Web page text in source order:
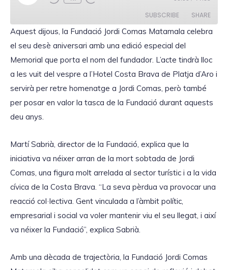
l
E
p
i
s
o
d
e
SUBSCRIBE SHARE
SHARE
EMBED
Aquest dijous, la Fundació Jordi Comas Matamala celebra
el seu desè aniversari amb una edició especial del
Memorial que porta el nom del fundador. L’acte tindrà lloc
a les vuit del vespre a l’Hotel Costa Brava de Platja d’Aro i
servirà per retre homenatge a Jordi Comas, però també
per posar en valor la tasca de la Fundació durant aquests
deu anys.
Martí Sabrià, director de la Fundació, explica que la
iniciativa va néixer arran de la mort sobtada de Jordi
Comas, una figura molt arrelada al sector turístic i a la vida
cívica de la Costa Brava. “La seva pèrdua va provocar una
reacció col·lectiva. Gent vinculada a l’àmbit polític,
empresarial i social va voler mantenir viu el seu llegat, i així
va néixer la Fundació”, explica Sabrià.
Amb una dècada de trajectòria, la Fundació Jordi Comas